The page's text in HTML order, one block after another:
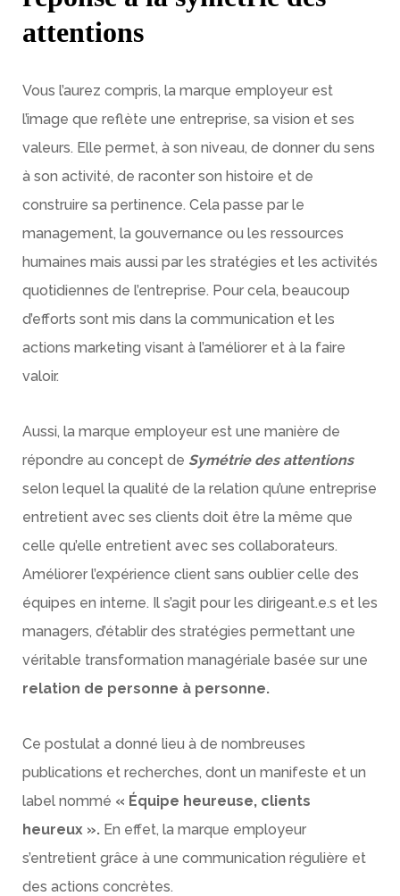
attentions
Vous l’aurez compris, la marque employeur est
l’image que reflète une entreprise, sa vision et ses
valeurs. Elle permet, à son niveau, de donner du sens
à son activité, de raconter son histoire et de
construire sa pertinence. Cela passe par le
management, la gouvernance ou les ressources
humaines mais aussi par les stratégies et les activités
quotidiennes de l’entreprise. Pour cela, beaucoup
d’efforts sont mis dans la communication et les
actions marketing visant à l’améliorer et à la faire
valoir.
Aussi, la marque employeur est une manière de
répondre au concept de Symétrie des attentions
selon lequel la qualité de la relation qu’une entreprise
entretient avec ses clients doit être la même que
celle qu’elle entretient avec ses collaborateurs.
Améliorer l’expérience client sans oublier celle des
équipes en interne. Il s’agit pour les dirigeant.e.s et les
managers, d’établir des stratégies permettant une
véritable transformation managériale basée sur une
relation de personne à personne.
Ce postulat a donné lieu à de nombreuses
publications et recherches, dont un manifeste et un
label nommé « Équipe heureuse, clients
heureux ». En effet, la marque employeur
s’entretient grâce à une communication régulière et
des actions concrètes.